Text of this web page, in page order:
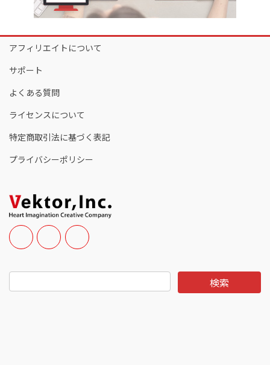
アフィリエイトについて
サポート
よくある質問
ライセンスについて
特定商取引法に基づく表記
プライバシーポリシー